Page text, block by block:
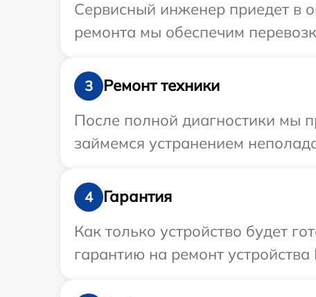
Сервисный инженер приедет в
ремонта мы обеспечим
3
Ремонт техники
После полной диагностики мы
займемся устранением
4
Гарантия
Как только устройство будет
гарантию на ремонт